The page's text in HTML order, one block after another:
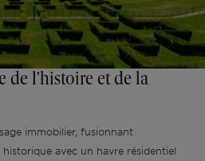
de l'histoire et de la
immobilier, fusionnant
avec un havre résidentiel